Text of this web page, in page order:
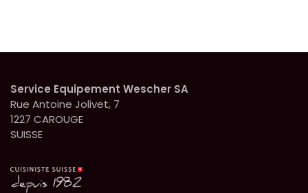
Service Equipement Wescher SA
Rue Antoine Jolivet, 7
1227 CAROUGE
SUISSE